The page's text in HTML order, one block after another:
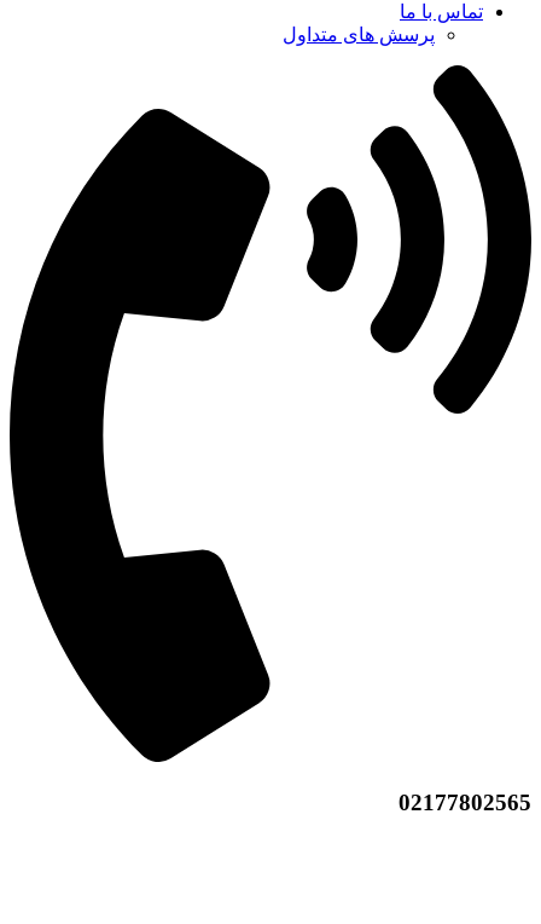
تماس با ما
پرسش های متداول
02177802565